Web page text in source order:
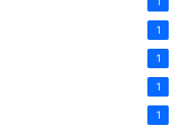
1
1
1
1